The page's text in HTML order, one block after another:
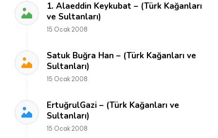
1. Alaeddin Keykubat – (Türk Kağanları
ve Sultanları)
15 Ocak 2008
Satuk Buğra Han – (Türk Kağanları ve
Sultanları)
15 Ocak 2008
ErtuğrulGazi – (Türk Kağanları ve
Sultanları)
15 Ocak 2008